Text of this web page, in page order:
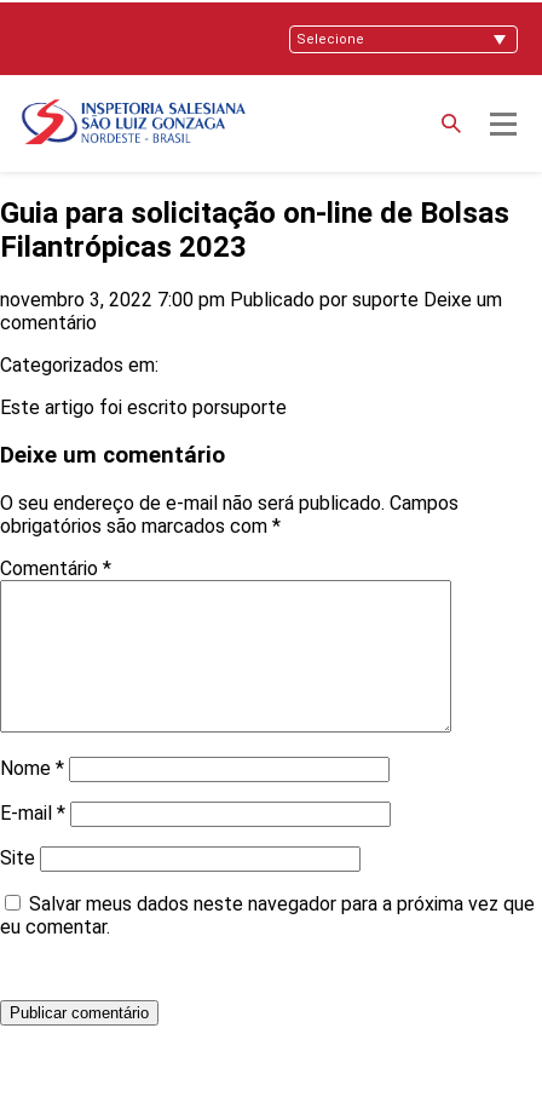
Guia para solicitação on-line de Bolsas
Filantrópicas 2023
novembro 3, 2022 7:00 pm Publicado por suporte Deixe um
comentário
Categorizados em:
Este artigo foi escrito porsuporte
Deixe um comentário
O seu endereço de e-mail não será publicado. Campos
obrigatórios são marcados com *
Comentário *
Nome *
E-mail *
Site
Salvar meus dados neste navegador para a próxima vez que
eu comentar.